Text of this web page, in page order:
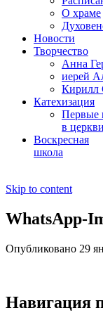
О храме
Новости
Творчество
Анна
иерей
Кирилл
Катехизация
Первые
в церкви
Воскресная
школа
Skip to content
WhatsApp-
Опубликовано 29
Навигация